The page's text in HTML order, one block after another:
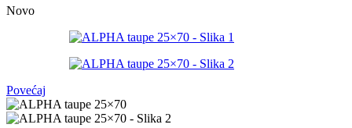
Novo
Povećaj